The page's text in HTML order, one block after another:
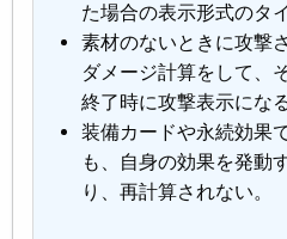
た場合の表示形式のタ
素材のないときに攻撃
ダメージ計算をして、
終了時に攻撃表示にな
装備カードや永続効果
も、自身の効果を発動
り、再計算されない。